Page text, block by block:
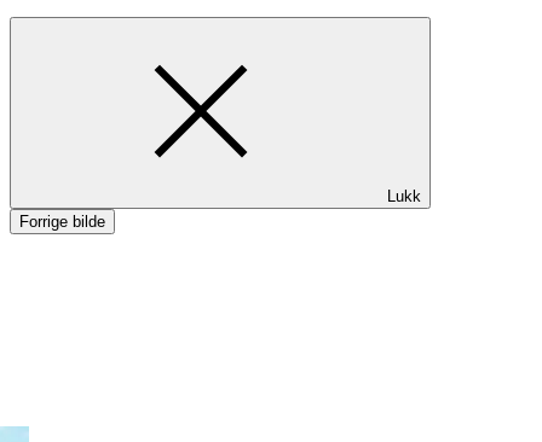
Mat og drikke
Aktiviteter
Lukk
Forrige bilde